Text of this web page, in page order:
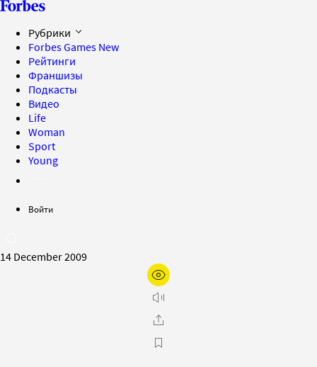
Рубрики
Forbes Games New
Рейтинги
Франшизы
Подкасты
Видео
Life
Woman
Sport
Young
Войти
14 December 2009